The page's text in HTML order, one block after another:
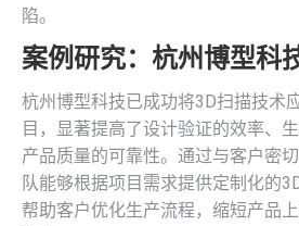
陷。
案例研究：杭州博型科
杭州博型科技已成功将3D扫描技术
目，显著提高了设计验证的效率、
产品质量的可靠性。通过与客户密
队能够根据项目需求提供定制化的
帮助客户优化生产流程，缩短产品